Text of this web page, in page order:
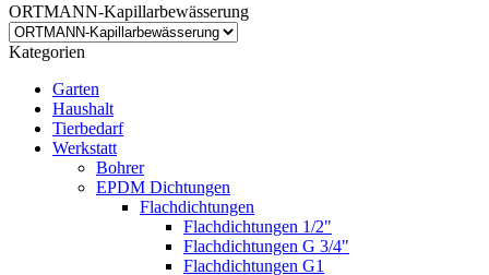
ORTMANN-Kapillarbewässerung
Kategorien
Garten
Haushalt
Tierbedarf
Werkstatt
Bohrer
EPDM Dichtungen
Flachdichtungen
Flachdichtungen 1/2"
Flachdichtungen G 3/4"
Flachdichtungen G1